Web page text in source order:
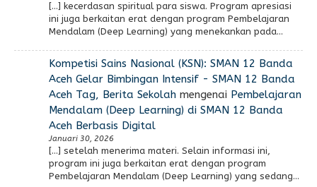
[…] kecerdasan spiritual para siswa. Program apresiasi
ini juga berkaitan erat dengan program Pembelajaran
Mendalam (Deep Learning) yang menekankan pada…
Kompetisi Sains Nasional (KSN): SMAN 12 Banda
Aceh Gelar Bimbingan Intensif - SMAN 12 Banda
Aceh Tag, Berita Sekolahmengenai Pembelajaran
Mendalam (Deep Learning) di SMAN 12 Banda
Aceh Berbasis Digital
Januari 30, 2026
[…] setelah menerima materi. Selain informasi ini,
program ini juga berkaitan erat dengan program
Pembelajaran Mendalam (Deep Learning) yang sedang…